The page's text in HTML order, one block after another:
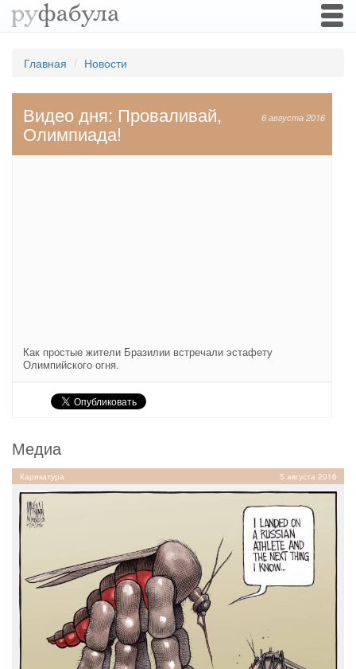
Главная Новости
6 августа 2016
Видео дня: Проваливай,
Олимпиада!
Как простые жители Бразилии встречали эстафету
Олимпийского огня.
Медиа
Карикатура 5 августа 2016